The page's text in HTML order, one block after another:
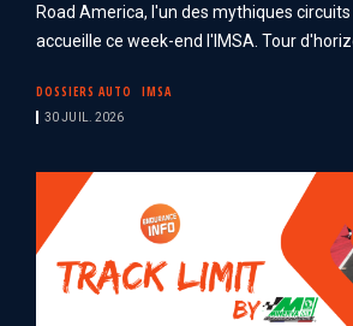
Road America, l'un des mythiques
accueille ce week-end l'IMSA. Tour
DOSSIERS AUTO IMSA
30 JUIL. 2026